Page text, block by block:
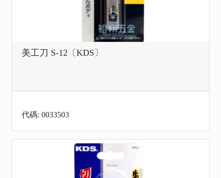
美工刀 S-12〔KDS〕
代碼: 0033503